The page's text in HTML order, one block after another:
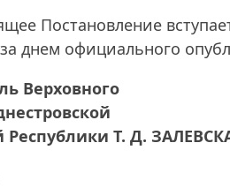
Постановление
днем официального
Верховного
Республики Т. Д.